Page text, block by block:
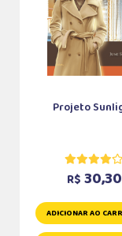
Projeto
R$ 30,30
ADICIONAR AO